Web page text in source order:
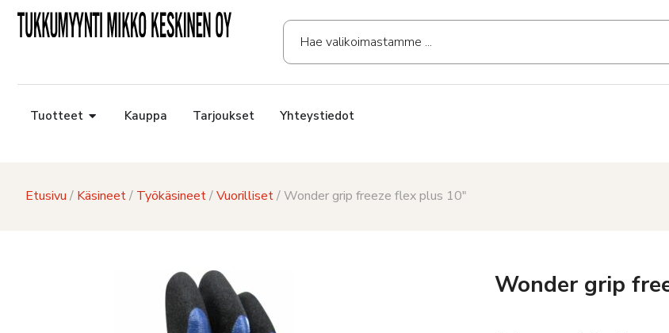
Tuotteet Kauppa Tarjoukset Yhteystiedot
Etusivu / Käsineet/ Työkäsineet/Vuorilliset/ Wonder grip freeze flex plus 10″
Wonder grip